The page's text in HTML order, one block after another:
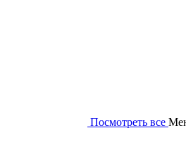
Посмотреть все